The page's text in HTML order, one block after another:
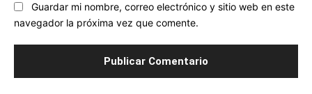
Guardar mi nombre, correo electrónico y sitio web en este
navegador la próxima vez que comente.